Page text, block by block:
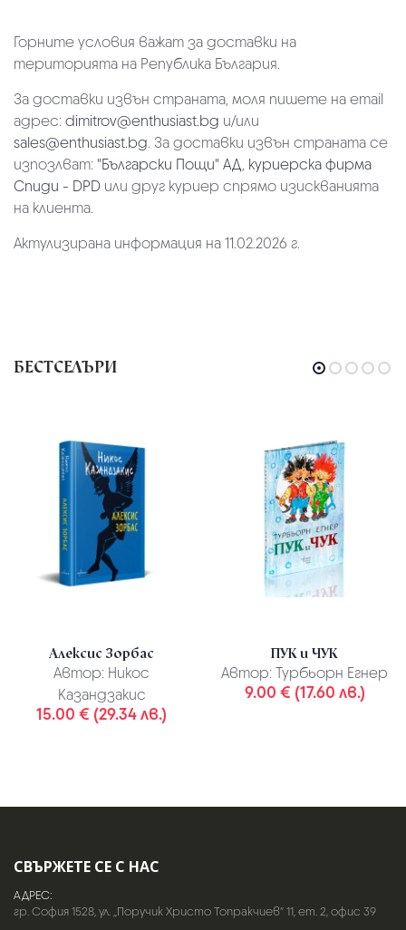
Горните условия важат за доставки на
територията на Република България.
За доставки извън страната, моля пишете на email
адрес: dimitrov@enthusiast.bg и/или
sales@enthusiast.bg. За доставки извън страната се
изпозлват: "Български Пощи" АД, куриерска фирма
Спиди - DPD или друг куриер спрямо изискванията
на клиента.
Актулизирана информация на 11.02.2026 г.
БЕСТСЕЛЪРИ
Алексис Зорбас
Автор: Никос
Казандзакис
15.00 € (29.34 лв.)
ПУК и ЧУК
Автор: Турбьорн Егнер
9.00 € (17.60 лв.)
СВЪРЖЕТЕ СЕ С НАС
АДРЕС:
гр. София 1528, ул. „Поручик Христо Топракчиев“ 11, ет. 2, офис 39